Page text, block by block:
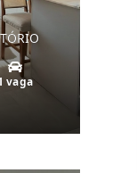
vaga